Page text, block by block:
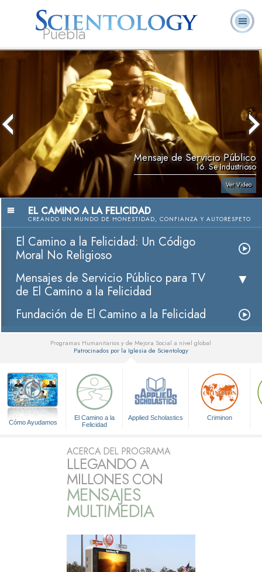
Puebla
Hubbard
¿Qué es
Scientology?
Ministros
Voluntarios
Mensaje de Servicio Público
16. Se Industrioso
Ver Video
EL CAMINO A LA FELICIDAD
CREANDO UN MUNDO DE HONESTIDAD, CONFIANZA Y AUTORESPETO
El Camino a la Felicidad: Un Código
Moral No Religioso
Mensajes de Servicio Público para TV
de El Camino a la Felicidad
Fundación de El Camino a la Felicidad
Programas Humanitarios y de Mejora Social a nivel global
Patrocinados por la Iglesia de Scientology
Cómo Ayudamos
El Camino a la
Felicidad
Applied Scholastics Criminon
ACERCA DEL PROGRAMA
LLEGANDO A
MILLONES CON
MENSAJES
MULTIMEDIA